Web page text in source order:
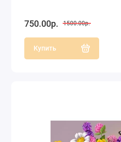
750.00р. 1500.00р.
Купить